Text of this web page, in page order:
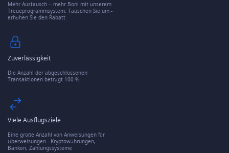
Mehr Austausch – mehr Boni mit unserem
Treueprogrammsystem. Tauschen Sie um -
erhöhen Sie den Rabatt
Zuverlässigkeit
Die Anzahl der abgeschlossenen
Transaktionen beträgt 100 %
Viele Ausflugsziele
Eine große Anzahl von Anweisungen für
Überweisungen - Kryptowährungen,
Banken, Zahlungssysteme